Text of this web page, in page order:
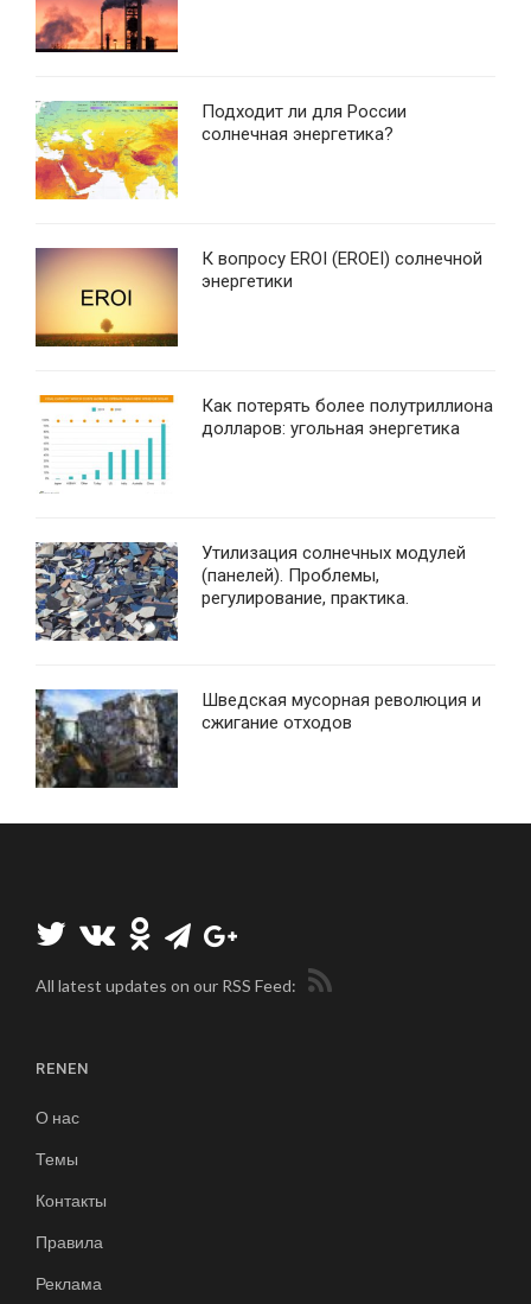
Подходит ли для России
солнечная энергетика?
К вопросу EROI (EROEI) солнечной
энергетики
Как потерять более полутриллиона
долларов: угольная энергетика
Утилизация солнечных модулей
(панелей). Проблемы,
регулирование, практика.
Шведская мусорная революция и
сжигание отходов
All latest updates on our RSS Feed:
RENEN
О нас
Темы
Контакты
Правила
Реклама